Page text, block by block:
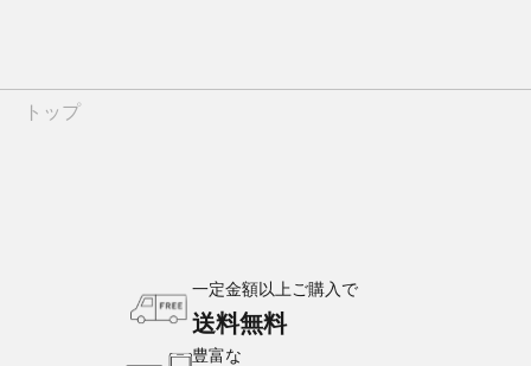
トップ
一定金額以上ご購入で
送料無料
豊富な